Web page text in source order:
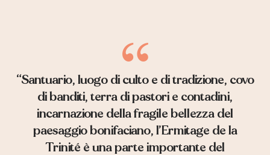
“Santuario, luogo di culto e di tradizione, covo
di banditi, terra di pastori e contadini,
incarnazione della fragile bellezza del
paesaggio bonifaciano, l’Ermitage de la
Trinité è una parte importante del